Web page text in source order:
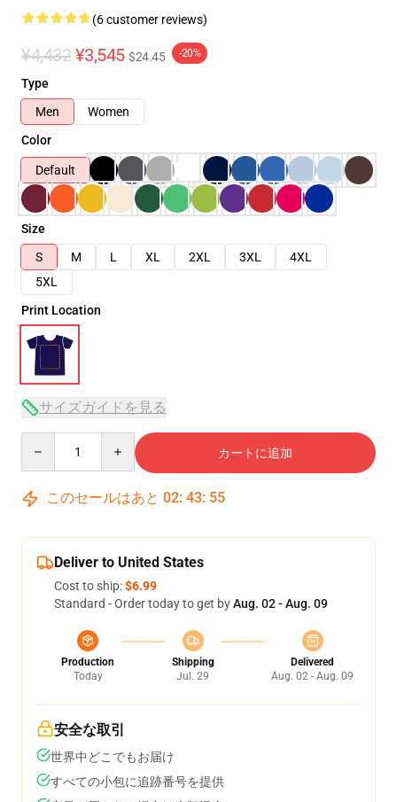
(6 customer reviews)
¥4,432 ¥3,545 $24.45 -20%
Type
Men
Women
Color
Default
Size
S
M L XL 2XL 3XL
4XL
5XL
Print Location
サイズガイドを見る
カートに追加
このセールはあと 02: 43: 54
Deliver to United States
Cost to ship:$6.99
Standard - Order today to get byAug. 02 - Aug. 09
Production
Today
Shipping
Jul. 29
Delivered
Aug. 02 - Aug. 09
安全な取引
世界中どこでもお届け
すべての小包に追跡番号を提供